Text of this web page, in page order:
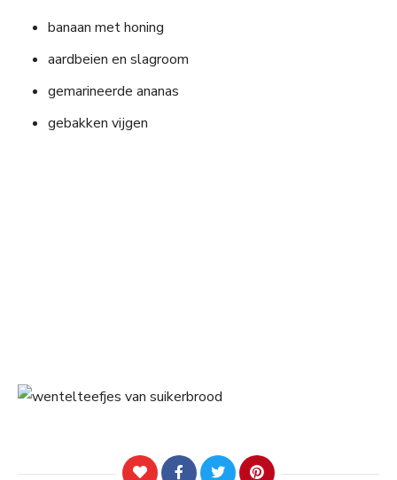
banaan met honing
aardbeien en slagroom
gemarineerde ananas
gebakken vijgen